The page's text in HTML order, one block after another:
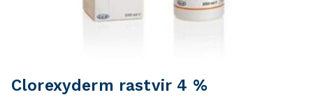
Clorexyderm rastvir 4 %